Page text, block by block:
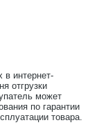
в интернет-
отгрузки
может
по гарантии
товара.